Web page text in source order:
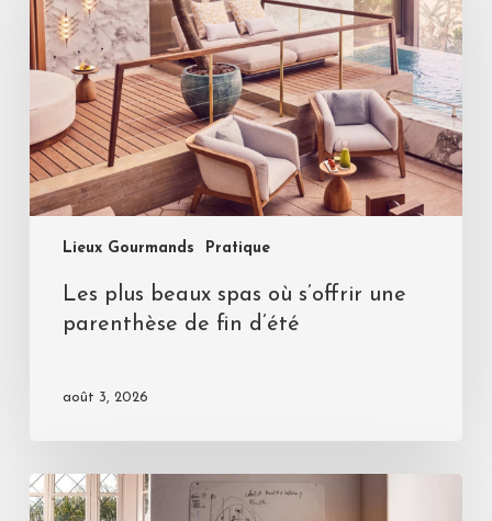
Lieux Gourmands Pratique
Les plus beaux spas où s’offrir une
parenthèse de fin d’été
août 3, 2026